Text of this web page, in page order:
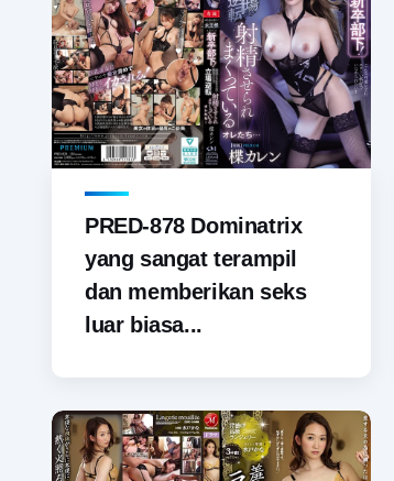
PRED-878 Dominatrix
yang sangat terampil
dan memberikan seks
luar biasa...